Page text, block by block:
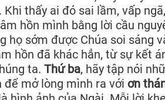
Khi thấy ai đó sai lầm, vấp
hồn mình bằng lời cầu
họ sớm được Chúa soi sáng
hồn đã khác hẳn, từ sự kết
ta. Thứ ba, hãy tập nói
để mở lòng mình ra với ơn